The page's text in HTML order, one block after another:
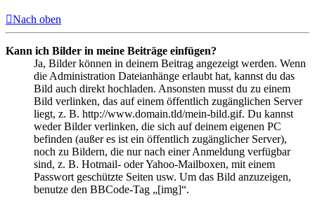
Nach oben
Kann ich Bilder in meine Beiträge einfügen?
Ja, Bilder können in deinem Beitrag angezeigt werden. Wenn
die Administration Dateianhänge erlaubt hat, kannst du das
Bild auch direkt hochladen. Ansonsten musst du zu einem
Bild verlinken, das auf einem öffentlich zugänglichen Server
liegt, z. B. http://www.domain.tld/mein-bild.gif. Du kannst
weder Bilder verlinken, die sich auf deinem eigenen PC
befinden (außer es ist ein öffentlich zugänglicher Server),
noch zu Bildern, die nur nach einer Anmeldung verfügbar
sind, z. B. Hotmail- oder Yahoo-Mailboxen, mit einem
Passwort geschützte Seiten usw. Um das Bild anzuzeigen,
benutze den BBCode-Tag „[img]“.